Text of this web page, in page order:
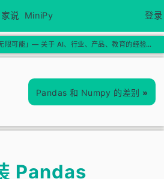
说 MiniPy 登录
莫烦有新起点啦！「莫烦 x 无限可能」— 关于 AI、行业、产品、教育的经验思考，欢迎来新站看看 →
Pandas 和 Numpy 的差别 »
Pandas